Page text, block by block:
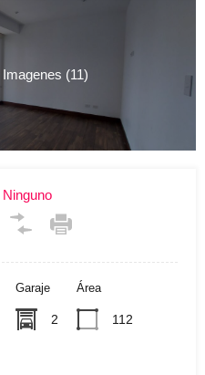
(11)
Ninguno
Garaje
2
Área
112